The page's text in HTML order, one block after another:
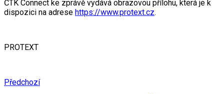
ČTK Connect ke zprávě vydává obrazovou přílohu, která je k
dispozici na adrese https://www.protext.cz.
PROTEXT
Předchozí